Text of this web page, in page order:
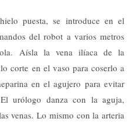
puesta, se introduce en el
del robot a varios metros
Aísla la vena ilíaca de la
corte en el vaso para coserlo a
en el agujero para evitar
urólogo danza con la aguja,
venas. Lo mismo con la arteria